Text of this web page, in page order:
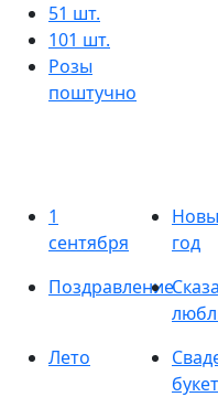
51 шт.
101 шт.
Розы
поштучно
1
сентября
год
Поздравление
Лето